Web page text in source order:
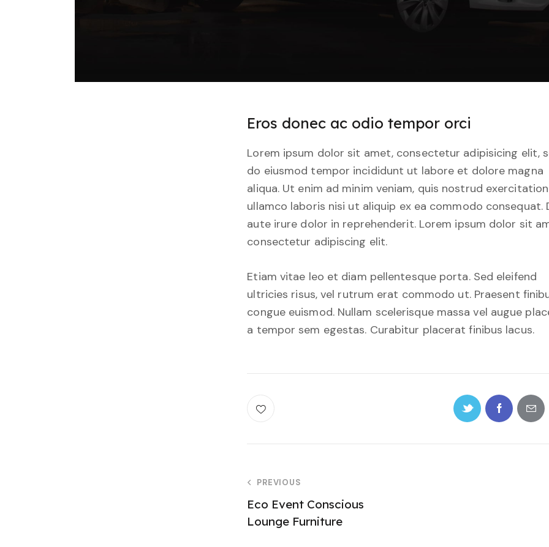
Eros donec ac odio tempor orci
Lorem ipsum dolor sit amet, consectetur adipisicing elit,
do eiusmod tempor incididunt ut labore et dolore magna
aliqua. Ut enim ad minim veniam, quis nostrud exercitation
ullamco laboris nisi ut aliquip ex ea commodo consequat.
aute irure dolor in reprehenderit. Lorem ipsum dolor sit
consectetur adipiscing elit.
Etiam vitae leo et diam pellentesque porta. Sed eleifend
ultricies risus, vel rutrum erat commodo ut. Praesent
congue euismod. Nullam scelerisque massa vel augue
a tempor sem egestas. Curabitur placerat finibus lacus.
PREVIOUS
Eco Event Conscious
Lounge Furniture